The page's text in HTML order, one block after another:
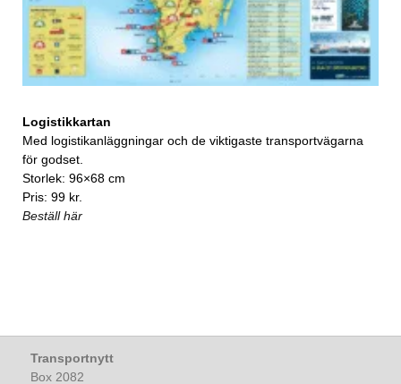
Logistikkartan
Med logistikanläggningar och de viktigaste transportvägarna
för godset.
Storlek: 96×68 cm
Pris: 99 kr.
Beställ här
Transportnytt
Box 2082